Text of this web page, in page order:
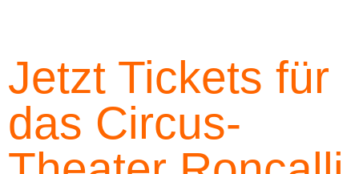
Jetzt Tickets für
das Circus-